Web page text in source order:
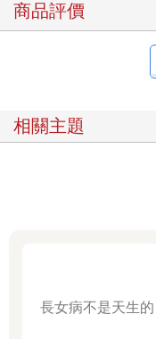
那麼誰要每天替小孩帶
接聽學校護士打來的，
女性持續感覺沒有被公
她們的先生和男同事。
被告知，這些其實不是
雖然大眾媒體和私人對
下，但我們對這個規模
商品評價
相關主題
長女病不是天生